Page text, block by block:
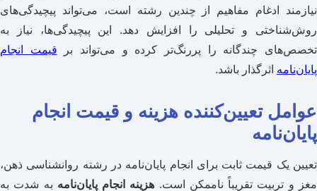
نیازمند ادغام مفاهیم از چندین رشته است، می‌تواند پیچیدگی‌های
روش‌شناختی و تحلیلی را افزایش دهد. این پیچیدگی‌ها، نیاز به
تخصص‌های چندگانه را پررنگ‌تر کرده و می‌تواند بر قیمت انجام
پایان‌نامه اثرگذار باشد.
عوامل تعیین‌کننده هزینه و قیمت انجام
پایان‌نامه
تعیین یک قیمت ثابت برای انجام پایان‌نامه در رشته روانشناسی ذهن،
مغز و تربیت تقریباً ناممکن است. هزینه انجام پایان‌نامه به شدت به